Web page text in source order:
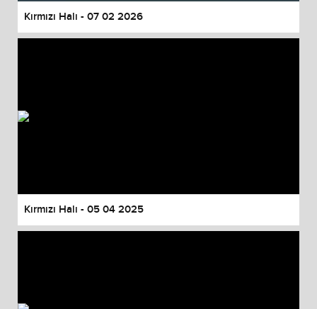
Kırmızı Halı - 07 02 2026
Kırmızı Halı - 05 04 2025